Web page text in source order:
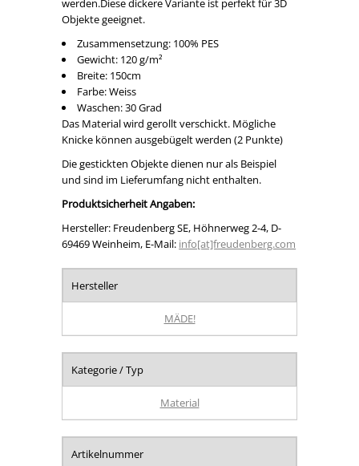
werden.Diese dickere Variante ist perfekt für 3D
Objekte geeignet.
Zusammensetzung: 100% PES
Gewicht: 120 g/m²
Breite: 150cm
Farbe: Weiss
Waschen: 30 Grad
Das Material wird gerollt verschickt. Mögliche
Knicke können ausgebügelt werden (2 Punkte)
Die gestickten Objekte dienen nur als Beispiel
und sind im Lieferumfang nicht enthalten.
Produktsicherheit Angaben:
Hersteller: Freudenberg SE, Höhnerweg 2-4, D-
69469 Weinheim, E-Mail: info[at]freudenberg.com
Hersteller
MÄDE!
Kategorie / Typ
Material
Artikelnummer